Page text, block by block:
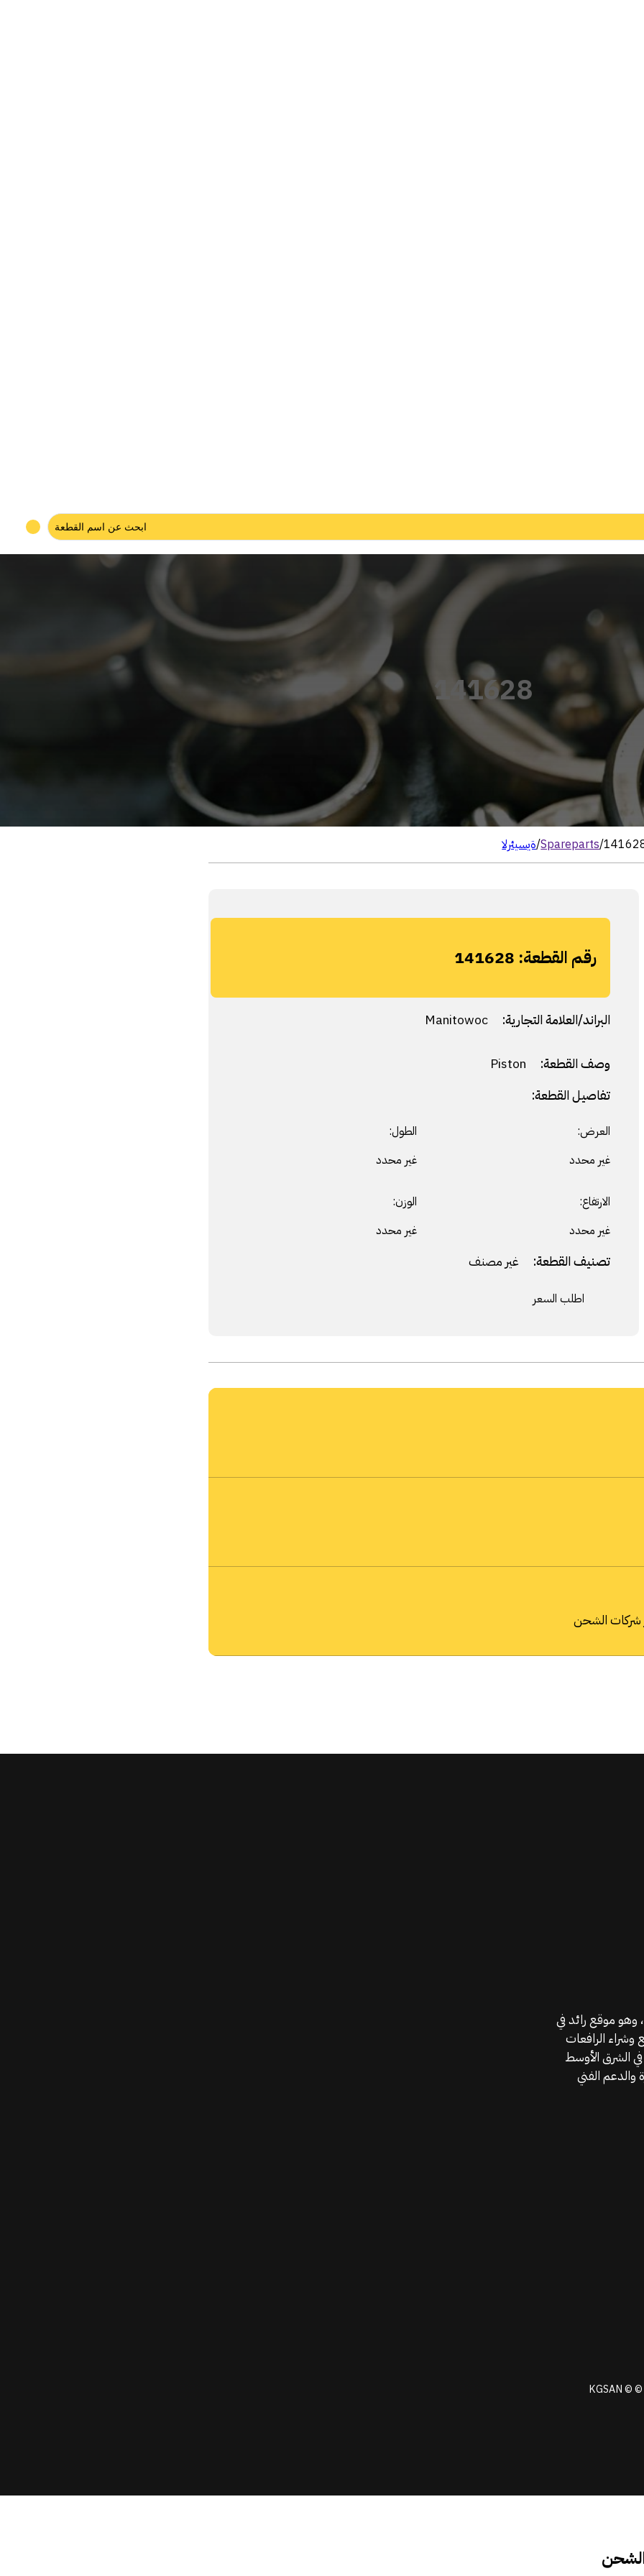
141628
الرئيسية/Spareparts/
رقم القطعة: 141628
البراند/العلامة التجارية: Manitowoc
وصف القطعة:
تفاصيل القطعة:
العرض:
غير محدد
الطول:
غير محدد
الارتفاع:
غير محدد
الوزن:
غير محدد
تصنيف القطعة: غير مصنف
اطلب السعر
موقع قطع الغيار KGSAN وهو أحد اعمال شركة MAHALLAK، وهو موقع رائد في
وشراء الرافعات
الشرق الأوسط
الفني
KGSAN ©